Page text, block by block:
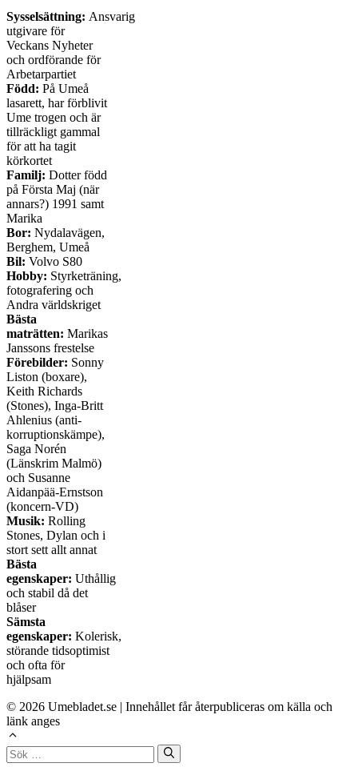
Sysselsättning: Ansvarig
utgivare för
Veckans Nyheter
och ordförande för
Arbetarpartiet
Född: På Umeå
lasarett, har förblivit
Ume trogen och är
tillräckligt gammal
för att ha tagit
körkortet
Familj: Dotter född
på Första Maj (när
annars?) 1991 samt
Marika
Bor: Nydalavägen,
Berghem, Umeå
Bil: Volvo S80
Hobby: Styrketräning,
fotografering och
Andra världskriget
Bästa
maträtten: Marikas
Janssons frestelse
Förebilder: Sonny
Liston (boxare),
Keith Richards
(Stones), Inga-Britt
Ahlenius (anti-
korruptionskämpe),
Saga Norén
(Länskrim Malmö)
och Susanne
Aidanpää-Ernstson
(koncern-VD)
Musik: Rolling
Stones, Dylan och i
stort sett allt annat
Bästa
egenskaper: Uthållig
och stabil då det
blåser
Sämsta
egenskaper: Kolerisk,
störande tidsoptimist
och ofta för
hjälpsam
© 2026 Umebladet.se | Innehållet får återpubliceras om källa och
länk anges
Sök